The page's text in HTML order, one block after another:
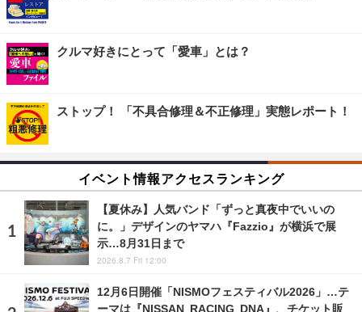
クルマ好きにとって「愛車」とは？
ストップ！ 「不具合修理＆不正修理」実態レポート！
イベント情報アクセスランキング
【夏休み】人気バンド「ずっと真夜中でいいの
に。」デザインのヤマハ『Fazzio』が横浜で展
示…8月31日まで
2026.8.7 Fri 12:00
12月6日開催「NISMOフェスティバル2026」…テ
ーマは『NISSAN RACING DNA』、チケット販